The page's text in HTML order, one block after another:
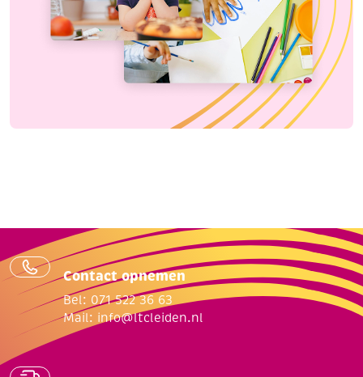
Contact opnemen
Bel: 071 522 36 63
Mail: info@ltcleiden.nl